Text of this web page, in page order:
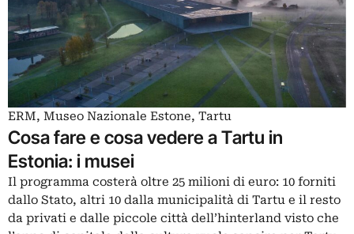
ERM, Museo Nazionale Estone, Tartu
Cosa fare e cosa vedere a Tartu in
Estonia: i musei
Il programma costerà oltre 25 milioni di euro: 10 forniti
dallo Stato, altri 10 dalla municipalità di Tartu e il resto
da privati e dalle piccole città dell’hinterland visto che